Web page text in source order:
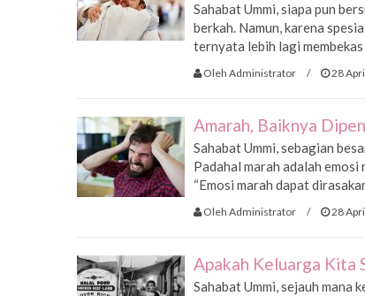
Sahabat Ummi, siapa pun
berkah. Namun, karena
ternyata lebih lagi
Oleh Administrator / 28
Amarah, Baiknya
Sahabat Ummi, sebagian
Padahal marah adalah
“Emosi marah dapat
Oleh Administrator / 28
Apakah Keluarga Kita
Sahabat Ummi, sejauh mana